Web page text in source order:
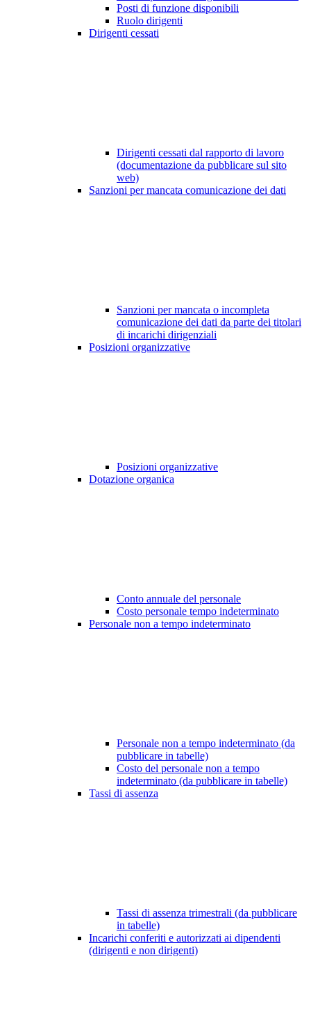
Posti di funzione disponibili
Ruolo dirigenti
Dirigenti cessati
Dirigenti cessati dal rapporto di lavoro
(documentazione da pubblicare sul sito
web)
Sanzioni per mancata comunicazione dei dati
Sanzioni per mancata o incompleta
comunicazione dei dati da parte dei titolari
di incarichi dirigenziali
Posizioni organizzative
Posizioni organizzative
Dotazione organica
Conto annuale del personale
Costo personale tempo indeterminato
Personale non a tempo indeterminato
Personale non a tempo indeterminato (da
pubblicare in tabelle)
Costo del personale non a tempo
indeterminato (da pubblicare in tabelle)
Tassi di assenza
Tassi di assenza trimestrali (da pubblicare
in tabelle)
Incarichi conferiti e autorizzati ai dipendenti
(dirigenti e non dirigenti)